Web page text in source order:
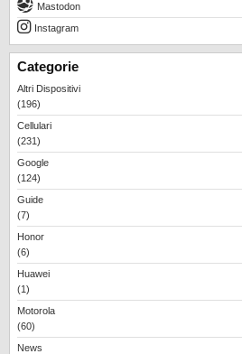
Mastodon
Instagram
Categorie
Altri Dispositivi
(196)
Cellulari
(231)
Google
(124)
Guide
(7)
Honor
(6)
Huawei
(1)
Motorola
(60)
News